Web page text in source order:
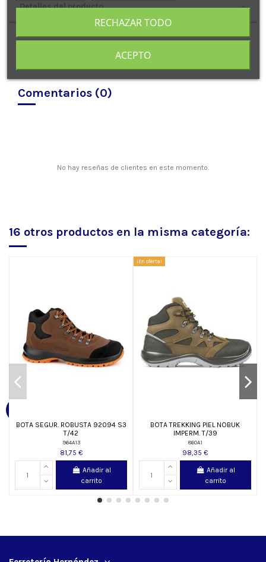
Detalles del producto
Comentarios (0)
No hay reseñas de clientes en este momento.
16 otros productos en la misma categoría:
BOTA SEGUR. ROBUSTA 92094 S3
T/42
964A13
81,75 €
Añadir al
carrito
¡En oferta!
BOTA TREKKING PIEL NOBUK
IMPERM. T/39
860A1
98,35 €
Añadir al
carrito
RECHAZAR TODO
ACEPTO